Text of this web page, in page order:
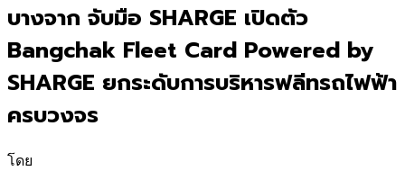
บางจาก จับมือ SHARGE เปิดตัว
Bangchak Fleet Card Powered by
SHARGE ยกระดับการบริหารฟลีทรถไฟฟ้า
ครบวงจร
โดย